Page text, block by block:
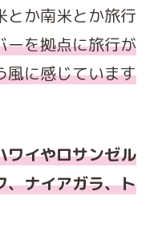
とか南米とか旅行
ーを拠点に旅行が
風に感じています
ワイやロサンゼル
、ナイアガラ、ト